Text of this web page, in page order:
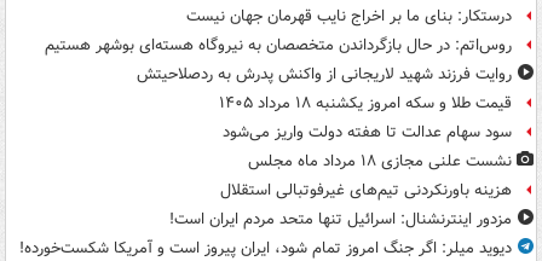
درستکار: بنای ما بر اخراج نایب قهرمان جهان نیست
روس‌اتم: در حال بازگرداندن متخصصان به نیروگاه هسته‌ای بوشهر هستیم
روایت فرزند شهید لاریجانی از واکنش پدرش به ردصلاحیتش
قیمت طلا و سکه امروز یکشنبه ۱۸ مرداد ۱۴۰۵
سود سهام عدالت تا هفته دولت واریز می‌شود
نشست علنی مجازی ۱۸ مرداد ماه مجلس
هزینه باورنکردنی تیم‌های غیرفوتبالی استقلال
مزدور اینترنشنال: اسرائیل تنها متحد مردم ایران است!
دیوید میلر: اگر جنگ امروز تمام شود، ایران پیروز است و آمریکا شکست‌خورده!